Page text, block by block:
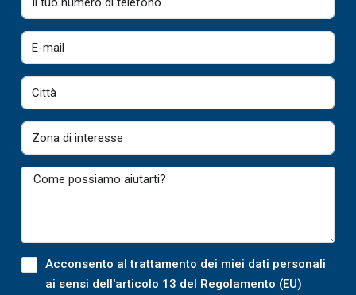
Acconsento al trattamento dei miei dati personali
ai sensi dell'articolo 13 del Regolamento (EU)